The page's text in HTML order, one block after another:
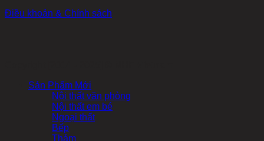
Điều khoản & Chính sách
Sản Phẩm Mới
Nội thất văn phòng
Nội thất em bé
Ngoại thất
Bếp
Thảm